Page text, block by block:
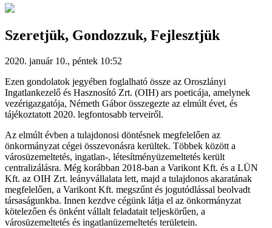
Szeretjük, Gondozzuk, Fejlesztjük
2020. január 10., péntek 10:52
Ezen gondolatok jegyében foglalható össze az Oroszlányi
Ingatlankezelő és Hasznosító Zrt. (OIH) ars poeticája, amelynek
vezérigazgatója, Németh Gábor összegezte az elmúlt évet, és
tájékoztatott 2020. legfontosabb terveiről.
Az elmúlt évben a tulajdonosi döntésnek megfelelően az
önkormányzat cégei összevonásra kerültek. Többek között a
városüzemeltetés, ingatlan-, létesítményüzemeltetés került
centralizálásra. Még korábban 2018-ban a Varikont Kft. és a LÜN
Kft. az OIH Zrt. leányvállalata lett, majd a tulajdonos akaratának
megfelelően, a Varikont Kft. megszűnt és jogutódlással beolvadt
társaságunkba. Innen kezdve cégünk látja el az önkormányzat
kötelezően és önként vállalt feladatait teljeskörűen, a
városüzemeltetés és ingatlanüzemeltetés területein.